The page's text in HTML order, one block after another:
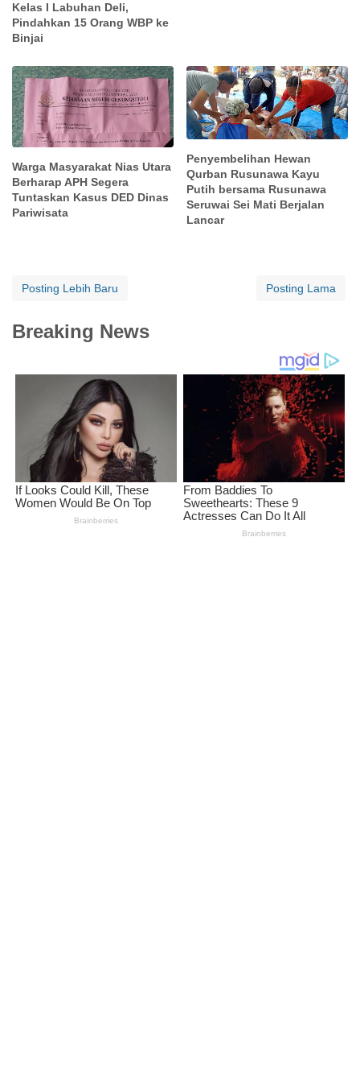
Kelas I Labuhan Deli,
Pindahkan 15 Orang WBP ke
Binjai
Warga Masyarakat Nias Utara
Berharap APH Segera
Tuntaskan Kasus DED Dinas
Pariwisata
Penyembelihan Hewan
Qurban Rusunawa Kayu
Putih bersama Rusunawa
Seruwai Sei Mati Berjalan
Lancar
Posting Lebih Baru Posting Lama
Breaking News